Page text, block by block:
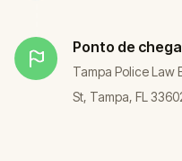
Ponto de
Tampa Police Law
St, Tampa, FL